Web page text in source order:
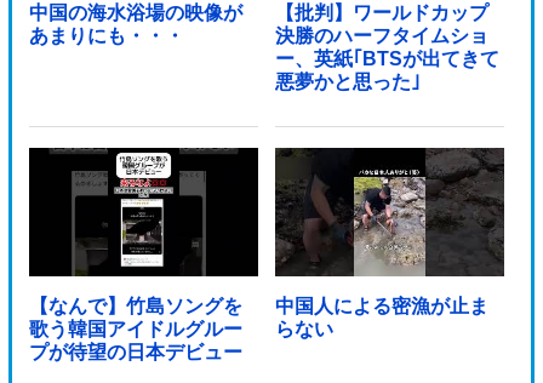
中国の海水浴場の映像が
あまりにも・・・
【批判】ワールドカップ
決勝のハーフタイムショ
ー、英紙｢BTSが出てきて
悪夢かと思った｣
【なんで】竹島ソングを
歌う韓国アイドルグルー
プが待望の日本デビュー
中国人による密漁が止ま
らない